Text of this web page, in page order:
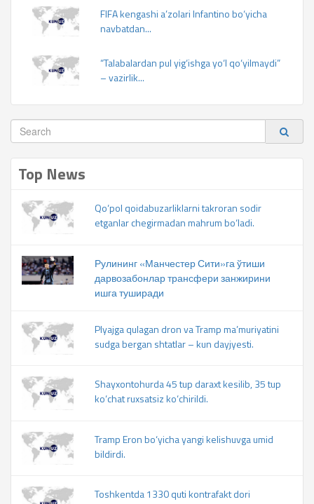
FIFA kengashi a’zolari Infantino bo‘yicha
navbatdan...
“Talabalardan pul yig‘ishga yo‘l qo‘yilmaydi”
– vazirlik...
Top News
Qo‘pol qoidabuzarliklarni takroran sodir
etganlar chegirmadan mahrum bo‘ladi.
Рулининг «Манчестер Сити»га ўтиши
дарвозабонлар трансфери занжирини
ишга туширади
Plyajga qulagan dron va Tramp ma’muriyatini
sudga bergan shtatlar – kun dayjyesti.
Shayxontohurda 45 tup daraxt kesilib, 35 tup
ko‘chat ruxsatsiz ko‘chirildi.
Tramp Eron bo‘yicha yangi kelishuvga umid
bildirdi.
Toshkentda 1330 quti kontrafakt dori